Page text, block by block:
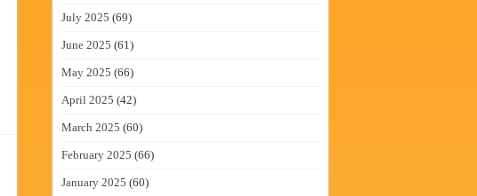
July 2025 (69)
June 2025 (61)
May 2025 (66)
April 2025 (42)
March 2025 (60)
February 2025 (66)
January 2025 (60)